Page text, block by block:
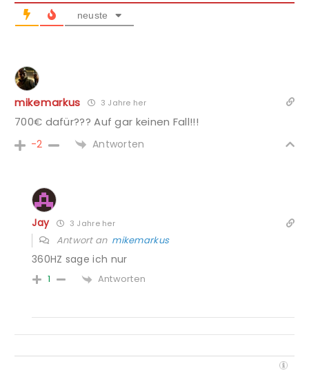
neuste
mikemarkus 3 Jahre her
700€ dafür??? Auf gar keinen Fall!!!
-2 Antworten
Jay 3 Jahre her
Antwort an mikemarkus
360HZ sage ich nur
1 Antworten